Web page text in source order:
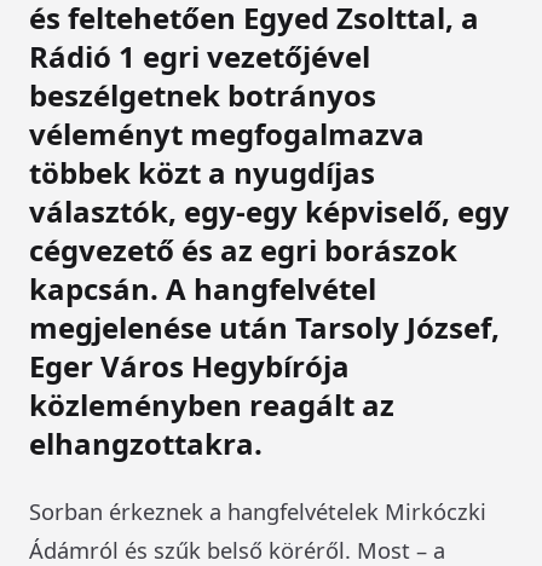
és feltehetően Egyed Zsolttal, a
Rádió 1 egri vezetőjével
beszélgetnek botrányos
véleményt megfogalmazva
többek közt a nyugdíjas
választók, egy-egy képviselő, egy
cégvezető és az egri borászok
kapcsán. A hangfelvétel
megjelenése után Tarsoly József,
Eger Város Hegybírója
közleményben reagált az
elhangzottakra.
Sorban érkeznek a hangfelvételek Mirkóczki
Ádámról és szűk belső köréről. Most – a